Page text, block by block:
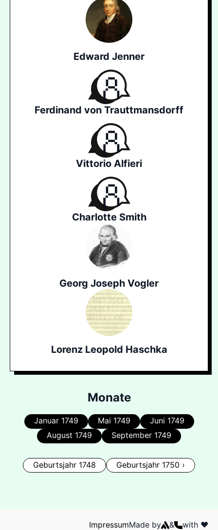
Edward Jenner
Ferdinand von Trauttmansdorff
Vittorio Alfieri
Charlotte Smith
Georg Joseph Vogler
Lorenz Leopold Haschka
Monate
Januar 1749 Mai 1749
Juni 1749
August 1749
September 1749
Geburtsjahr 1748 Geburtsjahr 1750 ›
ImpressumMade by & with ❤️